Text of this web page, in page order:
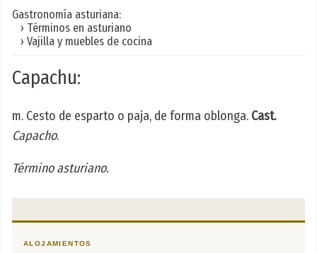
Gastronomía asturiana:
› Términos en asturiano
› Vajilla y muebles de cocina
Capachu:
m. Cesto de esparto o paja, de forma oblonga. Cast.
Capacho.
Término asturiano.